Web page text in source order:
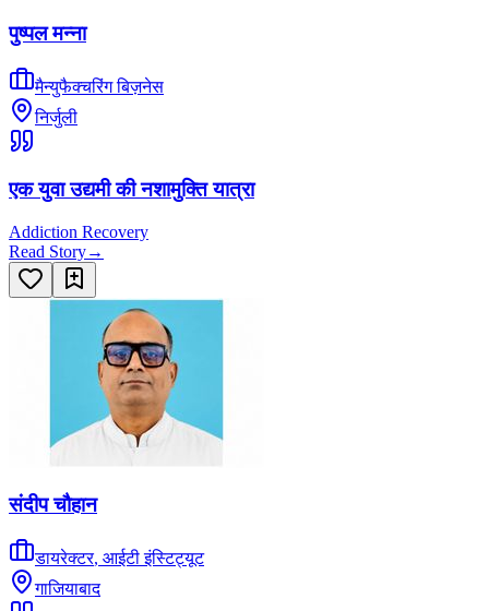
पुष्पल मन्ना
मैन्युफैक्चरिंग बिज़नेस
निर्जुली
एक युवा उद्यमी की नशामुक्ति यात्रा
Addiction Recovery
Read Story→
संदीप चौहान
डायरेक्टर, आईटी इंस्टिट्यूट
गाजियाबाद